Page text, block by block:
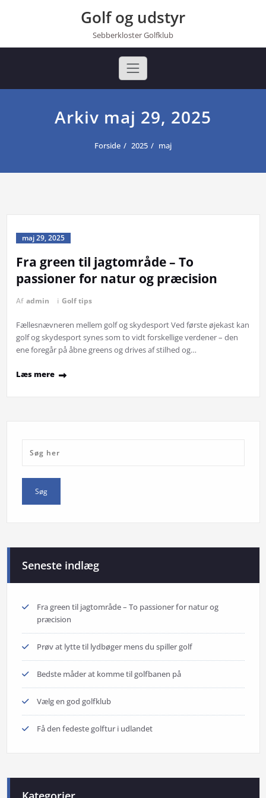
Golf og udstyr
Sebberkloster Golfklub
Arkiv maj 29, 2025
Forside 2025 maj
maj 29, 2025
Fra green til jagtområde – To
passioner for natur og præcision
Af admin i Golf tips
Fællesnævneren mellem golf og skydesport Ved første øjekast kan
golf og skydesport synes som to vidt forskellige verdener – den
ene foregår på åbne greens og drives af stilhed og…
Læs mere
Seneste indlæg
Fra green til jagtområde – To passioner for natur og
præcision
Prøv at lytte til lydbøger mens du spiller golf
Bedste måder at komme til golfbanen på
Vælg en god golfklub
Få den fedeste golftur i udlandet